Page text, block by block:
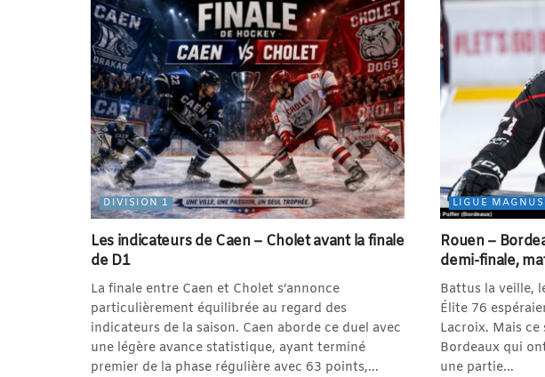
DIVISION 1
Les indicateurs de Caen – Cholet avant la finale
de D1
La finale entre Caen et Cholet s’annonce
particulièrement équilibrée au regard des
indicateurs de la saison. Caen aborde ce duel avec
une légère avance statistique, ayant terminé
premier de la phase régulière avec 63 points,...
LIGUE MAGNUS
Rouen –
demi-finale,
Battus la veille,
Élite 76
Lacroix. Mais ce
Bordeaux qui
une partie...